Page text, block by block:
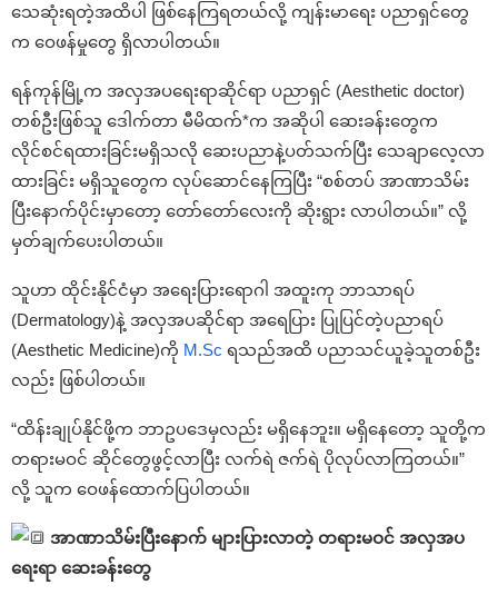
သေဆုံးရတဲ့အထိပါ ဖြစ်နေကြရတယ်လို့ ကျန်းမာရေး ပညာရှင်တွေ
က ဝေဖန်မှုတွေ ရှိလာပါတယ်။
ရန်ကုန်မြို့က အလှအပရေးရာဆိုင်ရာ ပညာရှင် (Aesthetic doctor)
တစ်ဦးဖြစ်သူ ဒေါက်တာ မီမိထက်*က အဆိုပါ ဆေးခန်းတွေက
လိုင်စင်ရထားခြင်းမရှိသလို ဆေးပညာနဲ့ပတ်သက်ပြီး သေချာလေ့လာ
ထားခြင်း မရှိသူတွေက လုပ်ဆောင်နေကြပြီး “စစ်တပ် အာဏာသိမ်း
ပြီးနောက်ပိုင်းမှာတော့ တော်တော်လေးကို ဆိုးရွား လာပါတယ်။” လို့
မှတ်ချက်ပေးပါတယ်။
သူဟာ ထိုင်းနိုင်ငံမှာ အရေးပြားရောဂါ အထူးကု ဘာသာရပ်
(Dermatology)နဲ့ အလှအပဆိုင်ရာ အရေပြား ပြုပြင်တဲ့ပညာရပ်
(Aesthetic Medicine)ကို M.Sc ရသည်အထိ ပညာသင်ယူခဲ့သူတစ်ဦး
လည်း ဖြစ်ပါတယ်။
“ထိန်းချုပ်နိုင်ဖို့က ဘာဥပဒေမှလည်း မရှိနေဘူး။ မရှိနေတော့ သူတို့က
တရားမဝင် ဆိုင်တွေဖွင့်လာပြီး လက်ရဲ ဇက်ရဲ ပိုလုပ်လာကြတယ်။”
လို့ သူက ဝေဖန်ထောက်ပြပါတယ်။
အာဏာသိမ်းပြီးနောက် များပြားလာတဲ့ တရားမဝင် အလှအပ
ရေးရာ ဆေးခန်းတွေ